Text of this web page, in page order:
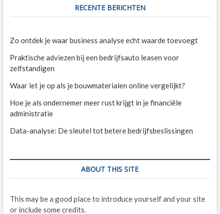
RECENTE BERICHTEN
Zo ontdek je waar business analyse echt waarde toevoegt
Praktische adviezen bij een bedrijfsauto leasen voor
zelfstandigen
Waar let je op als je bouwmaterialen online vergelijkt?
Hoe je als ondernemer meer rust krijgt in je financiële
administratie
Data-analyse: De sleutel tot betere bedrijfsbeslissingen
ABOUT THIS SITE
This may be a good place to introduce yourself and your site
or include some credits.